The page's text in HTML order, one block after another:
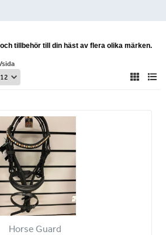
tillbehör till din häst av flera olika märken.
Horse Guard